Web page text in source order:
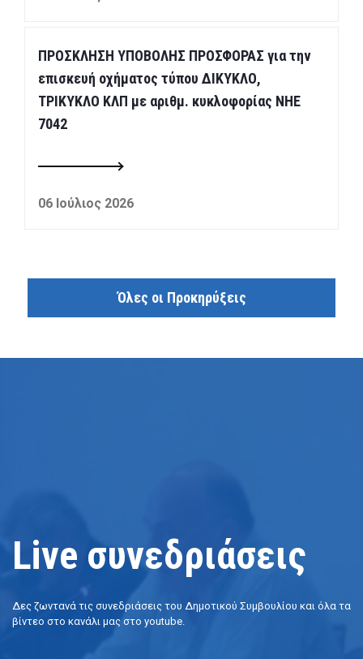
ΠΡΟΣΚΛΗΣΗ ΥΠΟΒΟΛΗΣ ΠΡΟΣΦΟΡΑΣ για την
επισκευή οχήματος τύπου ΔΙΚΥΚΛΟ,
ΤΡΙΚΥΚΛΟ ΚΛΠ με αριθμ. κυκλοφορίας ΝΗΕ
7042
06 Ιούλιος 2026
Όλες οι Προκηρύξεις
Live συνεδριάσεις
Δες ζωντανά τις συνεδριάσεις του Δημοτικού Συμβουλίου και όλα τα
βίντεο στο κανάλι μας στο youtube.